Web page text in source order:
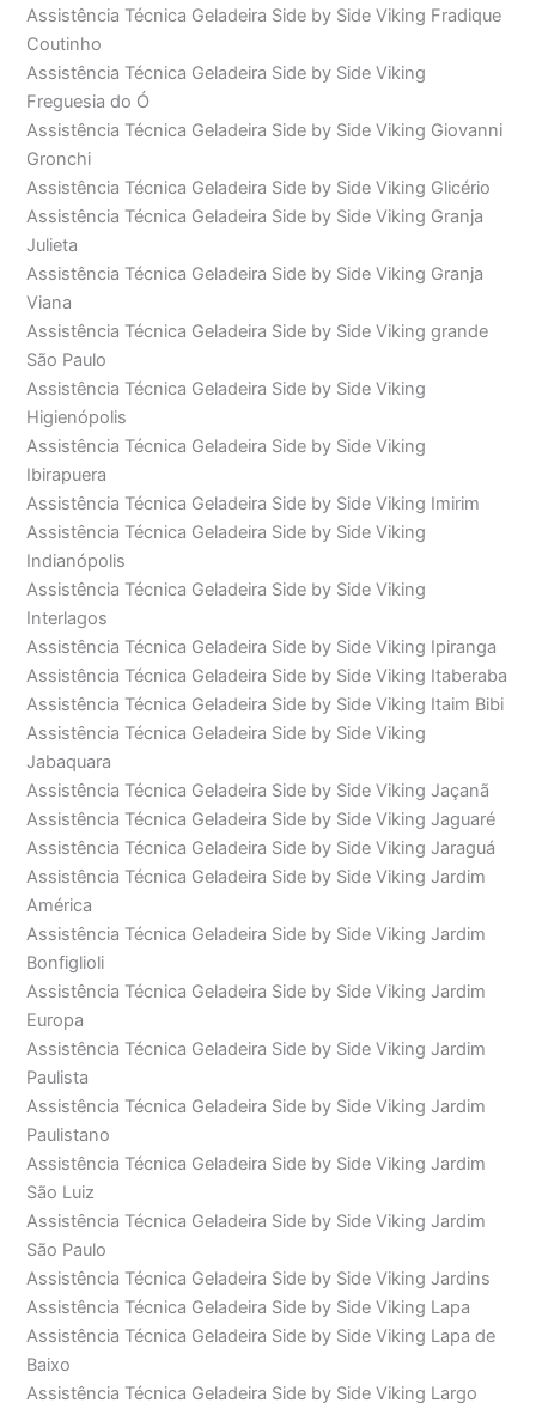
Assistência Técnica Geladeira Side by Side Viking Fradique
Coutinho
Assistência Técnica Geladeira Side by Side Viking
Freguesia do Ó
Assistência Técnica Geladeira Side by Side Viking Giovanni
Gronchi
Assistência Técnica Geladeira Side by Side Viking Glicério
Assistência Técnica Geladeira Side by Side Viking Granja
Julieta
Assistência Técnica Geladeira Side by Side Viking Granja
Viana
Assistência Técnica Geladeira Side by Side Viking grande
São Paulo
Assistência Técnica Geladeira Side by Side Viking
Higienópolis
Assistência Técnica Geladeira Side by Side Viking
Ibirapuera
Assistência Técnica Geladeira Side by Side Viking Imirim
Assistência Técnica Geladeira Side by Side Viking
Indianópolis
Assistência Técnica Geladeira Side by Side Viking
Interlagos
Assistência Técnica Geladeira Side by Side Viking Ipiranga
Assistência Técnica Geladeira Side by Side Viking Itaberaba
Assistência Técnica Geladeira Side by Side Viking Itaim Bibi
Assistência Técnica Geladeira Side by Side Viking
Jabaquara
Assistência Técnica Geladeira Side by Side Viking Jaçanã
Assistência Técnica Geladeira Side by Side Viking Jaguaré
Assistência Técnica Geladeira Side by Side Viking Jaraguá
Assistência Técnica Geladeira Side by Side Viking Jardim
América
Assistência Técnica Geladeira Side by Side Viking Jardim
Bonfiglioli
Assistência Técnica Geladeira Side by Side Viking Jardim
Europa
Assistência Técnica Geladeira Side by Side Viking Jardim
Paulista
Assistência Técnica Geladeira Side by Side Viking Jardim
Paulistano
Assistência Técnica Geladeira Side by Side Viking Jardim
São Luiz
Assistência Técnica Geladeira Side by Side Viking Jardim
São Paulo
Assistência Técnica Geladeira Side by Side Viking Jardins
Assistência Técnica Geladeira Side by Side Viking Lapa
Assistência Técnica Geladeira Side by Side Viking Lapa de
Baixo
Assistência Técnica Geladeira Side by Side Viking Largo